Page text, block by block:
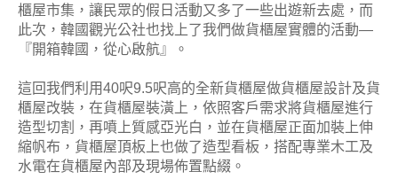
櫃屋市集，讓民眾的假日活動又多了一些出遊新去處，而
此次，韓國觀光公社也找上了我們做貨櫃屋實體的活動—
『開箱韓國，從心啟航』。
這回我們利用40呎9.5呎高的全新貨櫃屋做貨櫃屋設計及貨
櫃屋改裝，在貨櫃屋裝潢上，依照客戶需求將貨櫃屋進行
造型切割，再噴上質感亞光白，並在貨櫃屋正面加裝上伸
縮帆布，貨櫃屋頂板上也做了造型看板，搭配專業木工及
水電在貨櫃屋內部及現場佈置點綴。